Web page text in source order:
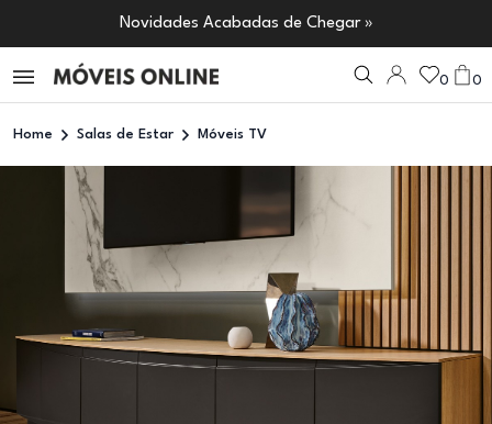
Novidades Acabadas de Chegar »
0 0
Home Salas de Estar Móveis TV